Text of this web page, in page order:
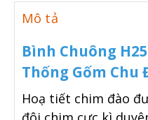
Mô tả
Bình Chuông
Thống Gốm Chu
Hoạ tiết chim đào